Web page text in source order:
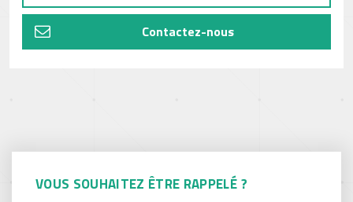
Contactez-nous
VOUS SOUHAITEZ ÊTRE RAPPELÉ ?